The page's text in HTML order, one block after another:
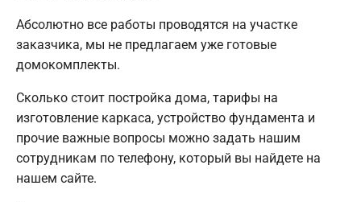
Абсолютно все работы проводятся на участке
заказчика, мы не предлагаем уже готовые
домокомплекты.
Сколько стоит постройка дома, тарифы на
изготовление каркаса, устройство фундамента и
прочие важные вопросы можно задать нашим
сотрудникам по телефону, который вы найдете на
нашем сайте.